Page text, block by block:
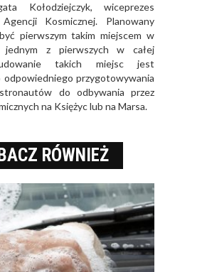
Kołodziejczyk, wiceprezes
Kosmicznej. Planowany
pierwszym takim miejscem w
jednym z pierwszych w całej
takich miejsc jest
odpowiedniego przygotowywania
do odbywania przez
na Księżyc lub na Marsa.
RÓWNIEŻ